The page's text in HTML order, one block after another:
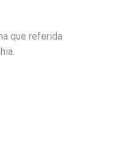
que referida